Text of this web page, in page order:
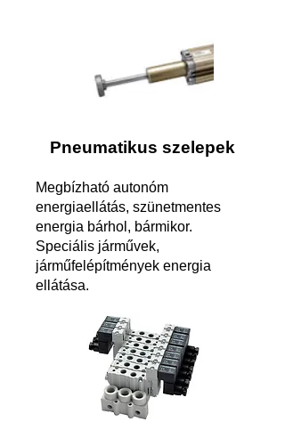
Pneumatikus szelepek
Megbízható autonóm
energiaellátás, szünetmentes
energia bárhol, bármikor.
Speciális járművek,
járműfelépítmények energia
ellátása.